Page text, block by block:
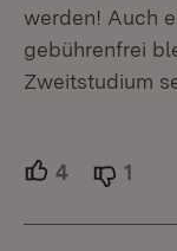
werden! Auch
gebührenfrei
Zweitstudium
4 Unterstützer.
1